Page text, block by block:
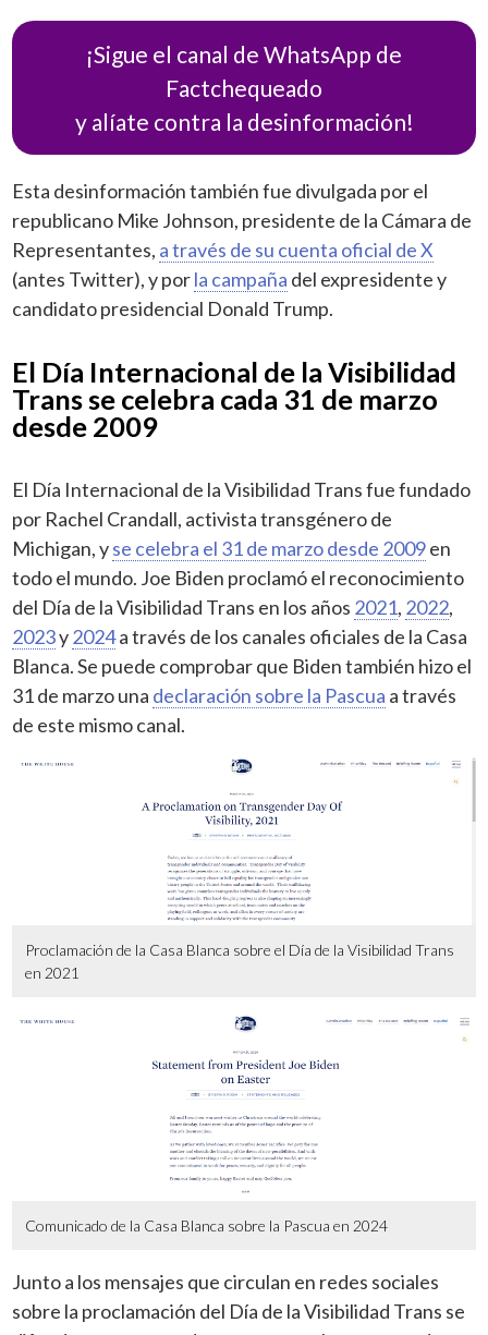
¡Sigue el canal de WhatsApp de
Factchequeado
y alíate contra la desinformación!
Esta desinformación también fue divulgada por el
republicano Mike Johnson, presidente de la Cámara de
Representantes, a través de su cuenta oficial de X
(antes Twitter), y porla campaña del expresidente y
candidato presidencial Donald Trump.
El Día Internacional de la Visibilidad
Trans se celebra cada 31 de marzo
desde 2009
El Día Internacional de la Visibilidad Trans fue fundado
por Rachel Crandall, activista transgénero de
Michigan, yse celebra el 31 de marzo desde 2009en
todo el mundo. Joe Biden proclamó el reconocimiento
del Día de la Visibilidad Trans en los años 2021, 2022,
2023y2024a través de los canales oficiales de la Casa
Blanca. Se puede comprobar que Biden también hizo el
31 de marzo una declaración sobre la Pascua a través
de este mismo canal.
Proclamación de la Casa Blanca sobre el Día de la Visibilidad Trans
en 2021
Comunicado de la Casa Blanca sobre la Pascua en 2024
Junto a los mensajes que circulan en redes sociales
sobre la proclamación del Día de la Visibilidad Trans se